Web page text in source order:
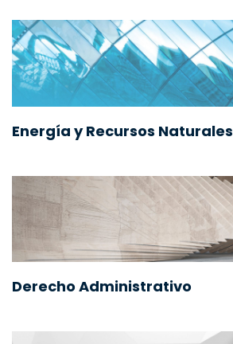
Energía y Recursos Naturales
Derecho Administrativo